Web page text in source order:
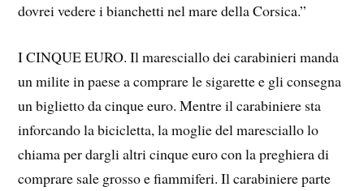
dovrei vedere i bianchetti nel mare della Corsica.”
I CINQUE EURO. Il maresciallo dei carabinieri manda
un milite in paese a comprare le sigarette e gli consegna
un biglietto da cinque euro. Mentre il carabiniere sta
inforcando la bicicletta, la moglie del maresciallo lo
chiama per dargli altri cinque euro con la preghiera di
comprare sale grosso e fiammiferi. Il carabiniere parte